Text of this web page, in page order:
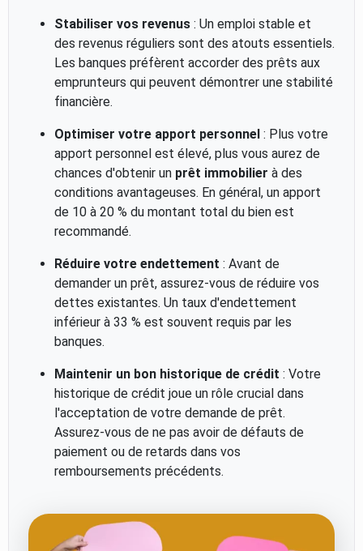
Stabiliser vos revenus: Un emploi stable et
des revenus réguliers sont des atouts essentiels.
Les banques préfèrent accorder des prêts aux
emprunteurs qui peuvent démontrer une stabilité
financière.
Optimiser votre apport personnel: Plus votre
apport personnel est élevé, plus vous aurez de
chances d'obtenir un prêt immobilier à des
conditions avantageuses. En général, un apport
de 10 à 20 % du montant total du bien est
recommandé.
Réduire votre endettement : Avant de
demander un prêt, assurez-vous de réduire vos
dettes existantes. Un taux d'endettement
inférieur à 33 % est souvent requis par les
banques.
Maintenir un bon historique de crédit : Votre
historique de crédit joue un rôle crucial dans
l'acceptation de votre demande de prêt.
Assurez-vous de ne pas avoir de défauts de
paiement ou de retards dans vos
remboursements précédents.